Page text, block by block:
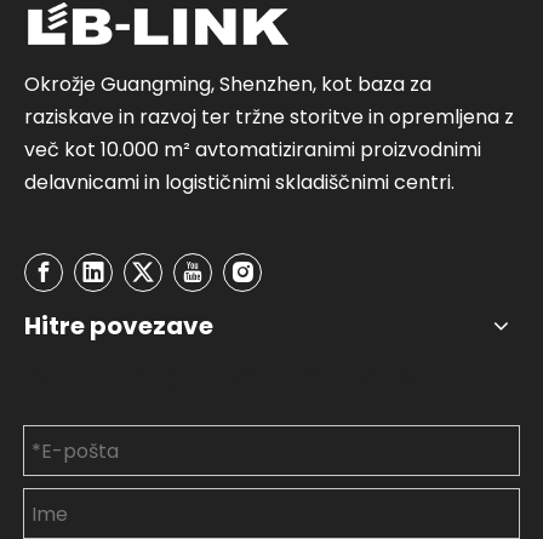
Okrožje Guangming, Shenzhen, kot baza za
raziskave in razvoj ter tržne storitve in opremljena z
več kot 10.000 m² avtomatiziranimi proizvodnimi
delavnicami in logističnimi skladiščnimi centri.
Hitre povezave